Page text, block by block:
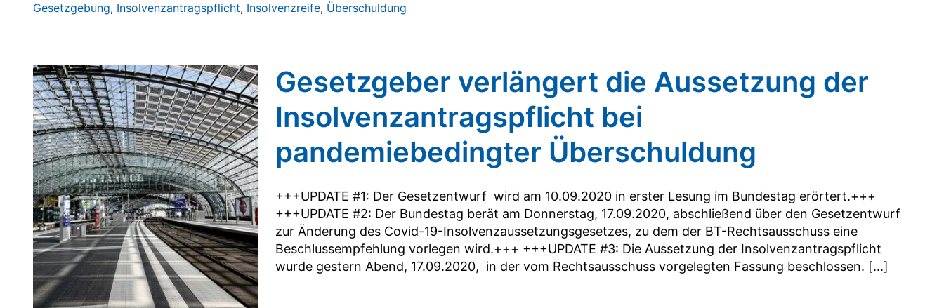
Gesetzgebung, Insolvenzantragspflicht, Insolvenzreife, Überschuldung
Gesetzgeber verlängert die Aussetzung der
Insolvenzantragspflicht bei
pandemiebedingter Überschuldung
+++UPDATE #1: Der Gesetzentwurf wird am 10.09.2020 in erster Lesung im Bundestag erörtert.+++
+++UPDATE #2: Der Bundestag berät am Donnerstag, 17.09.2020, abschließend über den Gesetzentwurf
zur Änderung des Covid-19-Insolvenzaussetzungsgesetzes, zu dem der BT-Rechtsausschuss eine
Beschlussempfehlung vorlegen wird.+++ +++UPDATE #3: Die Aussetzung der Insolvenzantragspflicht
wurde gestern Abend, 17.09.2020, in der vom Rechtsausschuss vorgelegten Fassung beschlossen. [...]